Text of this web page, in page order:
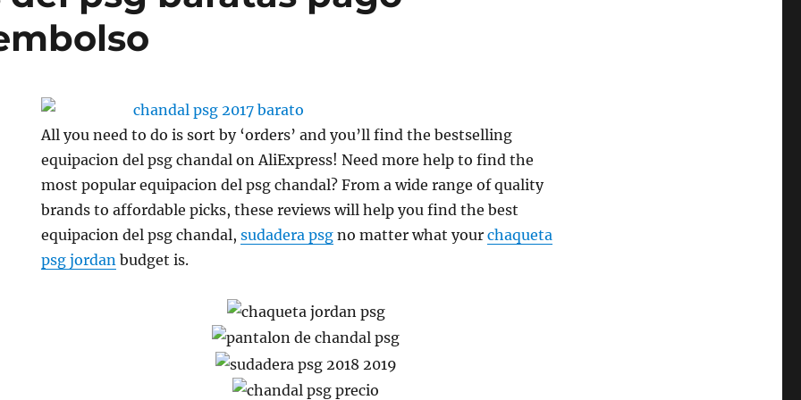
All you need to do is sort by ‘orders’ and you’ll find the bestselling
equipacion del psg chandal on AliExpress! Need more help to find the
most popular equipacion del psg chandal? From a wide range of quality
brands to affordable picks, these reviews will help you find the best
equipacion del psg chandal,sudadera psg no matter what yourchaqueta
psg jordan budget is.